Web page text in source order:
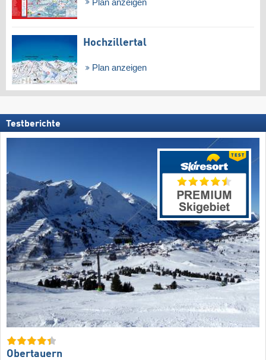
Plan anzeigen
Hochzillertal
Plan anzeigen
Testberichte
Obertauern